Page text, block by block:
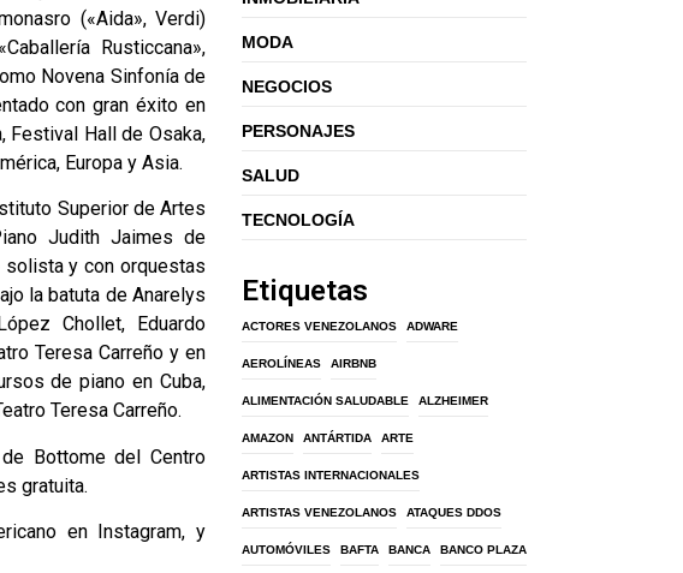
(«Aida», Verdi)
Rusticcana»,
Novena Sinfonía de
con gran éxito en
Festival Hall de Osaka,
Europa y Asia.
Superior de Artes
Judith Jaimes de
solista y con orquestas
la batuta de Anarelys
Chollet, Eduardo
Teresa Carreño y en
de piano en Cuba,
Teresa Carreño.
Bottome del Centro
gratuita.
en Instagram, y
MODA
NEGOCIOS
PERSONAJES
SALUD
TECNOLOGÍA
Etiquetas
ACTORES VENEZOLANOS ADWARE
AEROLÍNEAS AIRBNB
ALIMENTACIÓN SALUDABLE ALZHEIMER
AMAZON ANTÁRTIDA ARTE
ARTISTAS INTERNACIONALES
ARTISTAS VENEZOLANOS ATAQUES DDOS
AUTOMÓVILES BAFTA BANCA BANCO PLAZA